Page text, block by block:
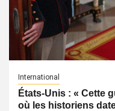
International
États-Unis : « Cette
où les historiens